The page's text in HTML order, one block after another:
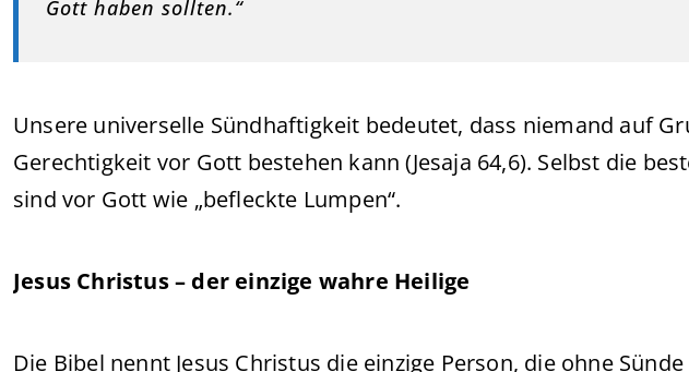
Gott haben sollten.“
Unsere universelle Sündhaftigkeit bedeutet, dass niemand auf
Gerechtigkeit vor Gott bestehen kann (Jesaja 64,6). Selbst die
sind vor Gott wie „befleckte Lumpen“.
Jesus Christus – der einzige wahre Heilige
Die Bibel nennt Jesus Christus die einzige Person, die ohne